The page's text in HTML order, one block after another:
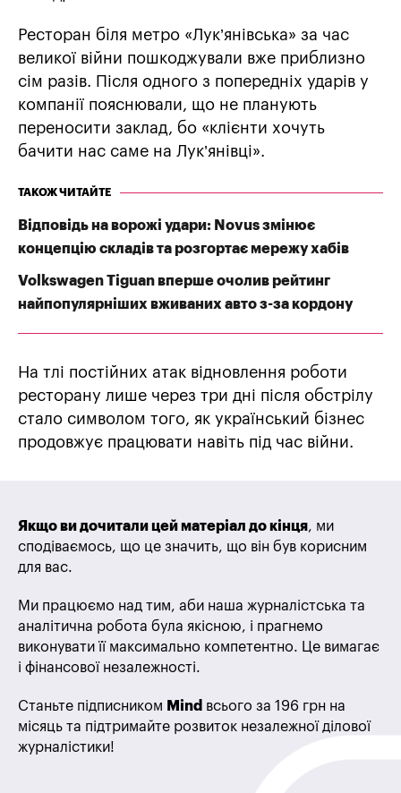
Ресторан біля метро «Лук’янівська» за час
великої війни пошкоджували вже приблизно
сім разів. Після одного з попередніх ударів у
компанії пояснювали, що не планують
переносити заклад, бо «клієнти хочуть
бачити нас саме на Лук’янівці».
ТАКОЖ ЧИТАЙТЕ
Відповідь на ворожі удари: Novus змінює
концепцію складів та розгортає мережу хабів
Volkswagen Tiguan вперше очолив рейтинг
найпопулярніших вживаних авто з-за кордону
На тлі постійних атак відновлення роботи
ресторану лише через три дні після обстрілу
стало символом того, як український бізнес
продовжує працювати навіть під час війни.
Якщо ви дочитали цей матеріал до кінця, ми
сподіваємось, що це значить, що він був корисним
для вас.
Ми працюємо над тим, аби наша журналістська та
аналітична робота була якісною, і прагнемо
виконувати її максимально компетентно. Це вимагає
і фінансової незалежності.
Станьте підписником Mind всього за 196 грн на
місяць та підтримайте розвиток незалежної ділової
журналістики!